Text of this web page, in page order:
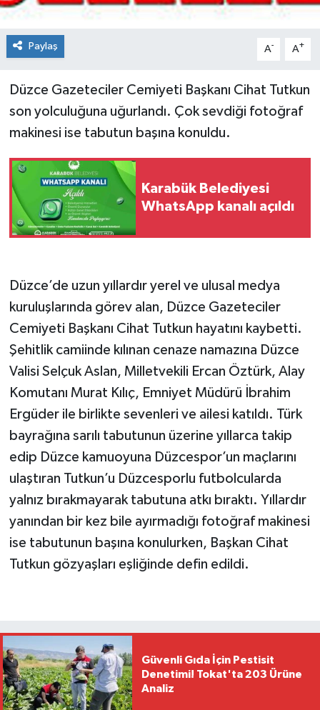
Paylaş A- A+
Düzce Gazeteciler Cemiyeti Başkanı Cihat Tutkun
son yolculuğuna uğurlandı. Çok sevdiği fotoğraf
makinesi ise tabutun başına konuldu.
Karabük Belediyesi
WhatsApp kanalı açıldı
Düzce’de uzun yıllardır yerel ve ulusal medya
kuruluşlarında görev alan, Düzce Gazeteciler
Cemiyeti Başkanı Cihat Tutkun hayatını kaybetti.
Şehitlik camiinde kılınan cenaze namazına Düzce
Valisi Selçuk Aslan, Milletvekili Ercan Öztürk, Alay
Komutanı Murat Kılıç, Emniyet Müdürü İbrahim
Ergüder ile birlikte sevenleri ve ailesi katıldı. Türk
bayrağına sarılı tabutunun üzerine yıllarca takip
edip Düzce kamuoyuna Düzcespor’un maçlarını
ulaştıran Tutkun’u Düzcesporlu futbolcularda
yalnız bırakmayarak tabutuna atkı bıraktı. Yıllardır
yanından bir kez bile ayırmadığı fotoğraf makinesi
ise tabutunun başına konulurken, Başkan Cihat
Tutkun gözyaşları eşliğinde defin edildi.
Güvenli Gıda İçin Pestisit
Denetimi! Tokat'ta 203 Ürüne
Analiz